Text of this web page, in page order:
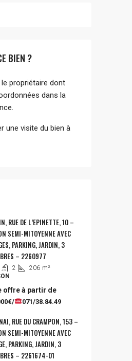
BIEN ?
propriétaire dont
dans la
une visite du bien à
RUE DE L’EPINETTE, 10 –
SEMI-MITOYENNE AVEC
PARKING, JARDIN, 3
– 2260977
2 206 m²
offre à partir de
071/38.84.49
RUE DU CRAMPON, 153 –
SEMI-MITOYENNE AVEC
PARKING, JARDIN, 3
– 2261674-01